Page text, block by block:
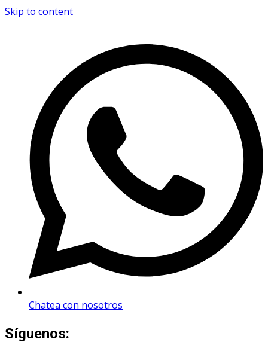
Skip to content
Chatea con nosotros
Síguenos: